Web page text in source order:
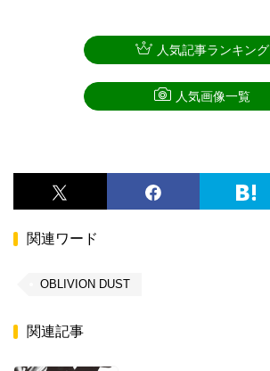
関連ワード
OBLIVION DUST
関連記事
人気記事ランキング
人気画像一覧